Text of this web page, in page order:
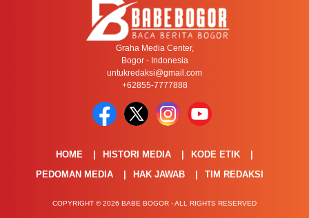
Graha Media Center,
Bogor - Indonesia
untukredaksi@gmail.com
+62855-7777888
HOME HISTORI MEDIA
KODE ETIK
PEDOMAN MEDIA
HAK JAWAB TIM REDAKSI
COPYRIGHT © 2026 BABE BOGOR - ALL RIGHTS RESERVED